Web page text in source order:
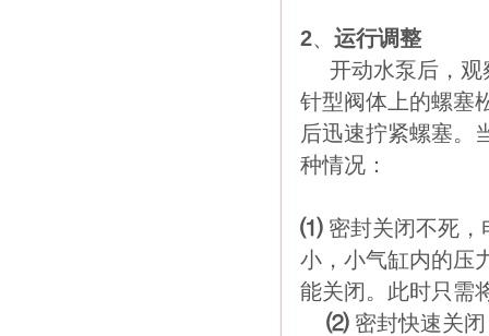
2、运行调整
开动水泵后，
针型阀体上的螺塞
后迅速拧紧螺塞。
种情况：
⑴ 密封关闭不死
小，小气缸内的压
能关闭。此时只需
⑵ 密封快速关